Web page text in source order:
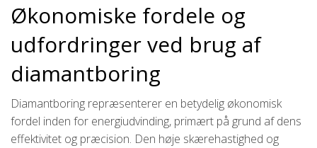
Økonomiske fordele og
udfordringer ved brug af
diamantboring
Diamantboring repræsenterer en betydelig økonomisk
fordel inden for energiudvinding, primært på grund af dens
effektivitet og præcision. Den høje skærehastighed og